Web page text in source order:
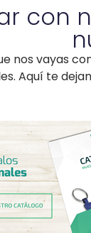
con
vayas
Aquí te